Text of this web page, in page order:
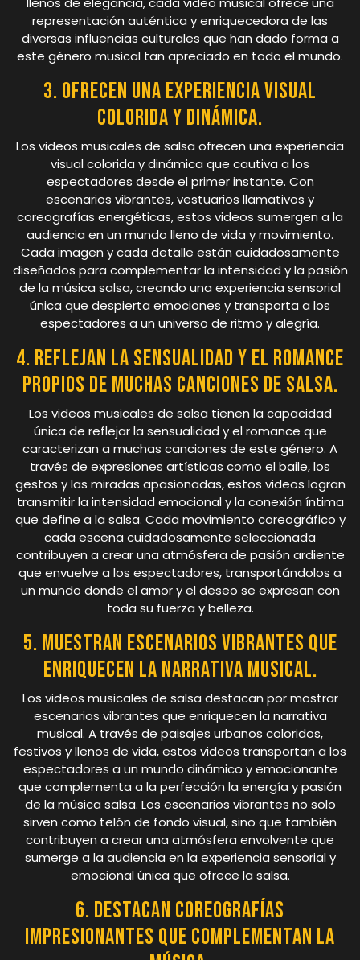
representación auténtica y enriquecedora de las
diversas influencias culturales que han dado forma a
este género musical tan apreciado en todo el mundo.
3. Ofrecen una experiencia visual
colorida y dinámica.
Los videos musicales de salsa ofrecen una experiencia
visual colorida y dinámica que cautiva a los
espectadores desde el primer instante. Con
escenarios vibrantes, vestuarios llamativos y
coreografías energéticas, estos videos sumergen a la
audiencia en un mundo lleno de vida y movimiento.
Cada imagen y cada detalle están cuidadosamente
diseñados para complementar la intensidad y la pasión
de la música salsa, creando una experiencia sensorial
única que despierta emociones y transporta a los
espectadores a un universo de ritmo y alegría.
4. Reflejan la sensualidad y el romance
propios de muchas canciones de salsa.
Los videos musicales de salsa tienen la capacidad
única de reflejar la sensualidad y el romance que
caracterizan a muchas canciones de este género. A
través de expresiones artísticas como el baile, los
gestos y las miradas apasionadas, estos videos logran
transmitir la intensidad emocional y la conexión íntima
que define a la salsa. Cada movimiento coreográfico y
cada escena cuidadosamente seleccionada
contribuyen a crear una atmósfera de pasión ardiente
que envuelve a los espectadores, transportándolos a
un mundo donde el amor y el deseo se expresan con
toda su fuerza y belleza.
5. Muestran escenarios vibrantes que
enriquecen la narrativa musical.
Los videos musicales de salsa destacan por mostrar
escenarios vibrantes que enriquecen la narrativa
musical. A través de paisajes urbanos coloridos,
festivos y llenos de vida, estos videos transportan a los
espectadores a un mundo dinámico y emocionante
que complementa a la perfección la energía y pasión
de la música salsa. Los escenarios vibrantes no solo
sirven como telón de fondo visual, sino que también
contribuyen a crear una atmósfera envolvente que
sumerge a la audiencia en la experiencia sensorial y
emocional única que ofrece la salsa.
6. Destacan coreografías
impresionantes que complementan la